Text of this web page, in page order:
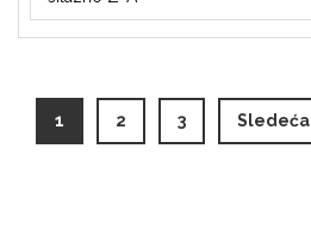
1 (current)
2 3 Sledeća